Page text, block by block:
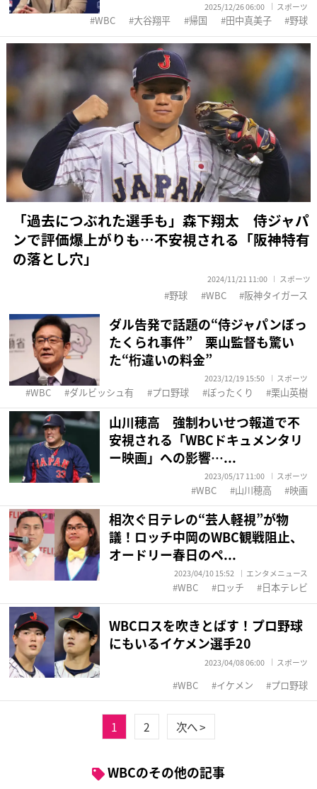
2025/12/26 06:00 スポーツ
WBC 大谷翔平 帰国 田中真美子 野球
「過去につぶれた選手も」森下翔太 侍ジャパ
ンで評価爆上がりも…不安視される「阪神特有
の落とし穴」
2024/11/21 11:00 スポーツ
野球 WBC 阪神タイガース
ダル告発で話題の“侍ジャパンぼっ
たくられ事件” 栗山監督も驚い
た“桁違いの料金”
2023/12/19 15:50 スポーツ
WBC ダルビッシュ有 プロ野球 ぼったくり 栗山英樹
山川穂高 強制わいせつ報道で不
安視される「WBCドキュメンタリ
ー映画」への影響…...
2023/05/17 11:00 スポーツ
WBC 山川穂高 映画
相次ぐ日テレの“芸人軽視”が物
議！ロッチ中岡のWBC観戦阻止、
オードリー春日のペ...
2023/04/10 15:52 エンタメニュース
WBC ロッチ 日本テレビ
WBCロスを吹きとばす！プロ野球
にもいるイケメン選手20
2023/04/08 06:00 スポーツ
WBC イケメン プロ野球
1 2 次へ >
WBCのその他の記事